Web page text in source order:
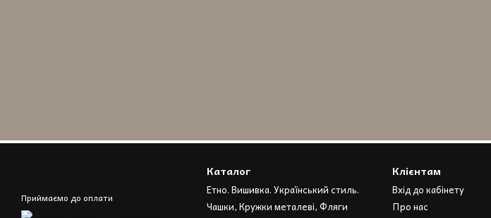
Приймаємо до оплати
Каталог
Етно. Вишивка. Український стиль.
Чашки, Кружки металеві, Фляги
Клієнтам
Вхід до кабінету
Про нас